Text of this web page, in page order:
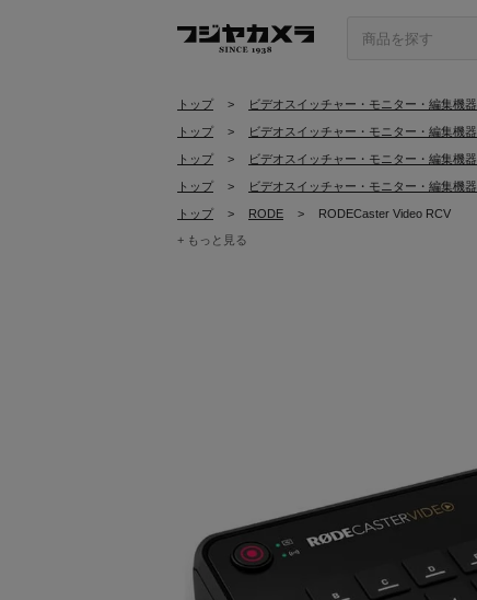
トップ > ビデオスイッチャー・モニター・編集機器
トップ > ビデオスイッチャー・モニター・編集機器
トップ > ビデオスイッチャー・モニター・編集機器
トップ > ビデオスイッチャー・モニター・編集機器
トップ > RODE >
RODECaster Video RCV
+ もっと見る